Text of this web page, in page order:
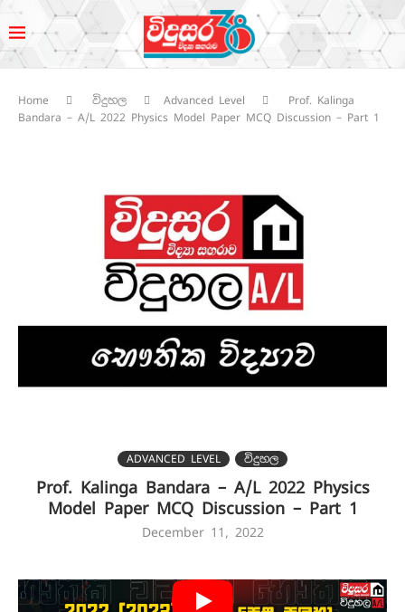
Home විදුහල Advanced Level
Prof. Kalinga
Bandara – A/L 2022 Physics Model Paper MCQ Discussion – Part 1
ADVANCED LEVEL විදුහල
Prof. Kalinga Bandara – A/L 2022 Physics
Model Paper MCQ Discussion – Part 1
December 11, 2022